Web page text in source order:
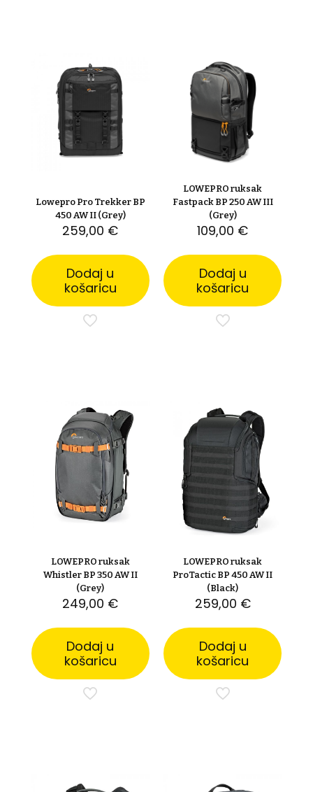
Lowepro Pro Trekker BP
450 AW II (Grey)
259,00 €
Dodaj u
košaricu
LOWEPRO ruksak
Fastpack BP 250 AW III
(Grey)
109,00 €
Dodaj u
košaricu
LOWEPRO ruksak
Whistler BP 350 AW II
(Grey)
249,00 €
Dodaj u
košaricu
LOWEPRO ruksak
ProTactic BP 450 AW II
(Black)
259,00 €
Dodaj u
košaricu